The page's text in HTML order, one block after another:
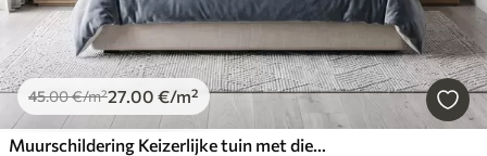
45.00€/m²27.00 €/m²
Muurschildering Keizerlijke tuin met dieren in oosterse stijl — aap, luipaard, tijger, pauw en reiger